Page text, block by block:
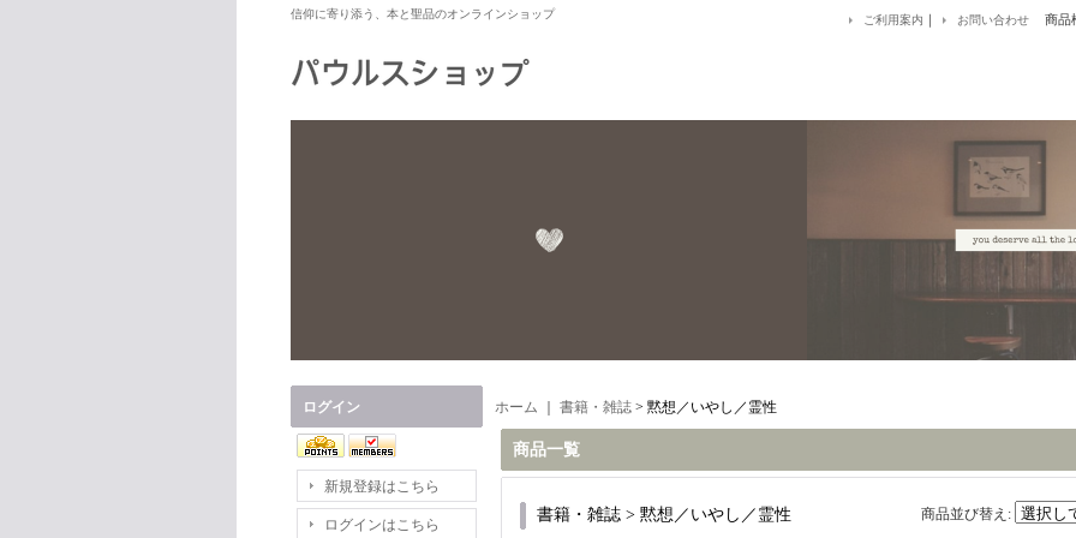
信仰に寄り添う、本と聖品のオンラインショップ ご利用案内 ｜ お問い合わせ 商品
ログイン
新規登録はこちら
ログインはこちら
ホーム 書籍・雑誌 > 黙想／いやし／霊性
商品一覧
書籍・雑誌 > 黙想／いやし／霊性 商品並び替え :